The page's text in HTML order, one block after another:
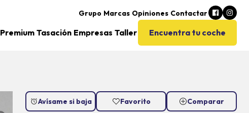
Grupo Marcas Opiniones Contactar
Premium Tasación Empresas Taller Encuentra tu coche
Avísame si baja Favorito Comparar